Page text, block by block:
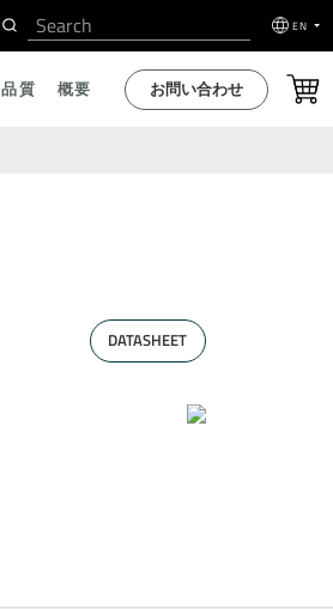
EN
品質 概要 お問い合わせ
DATASHEET